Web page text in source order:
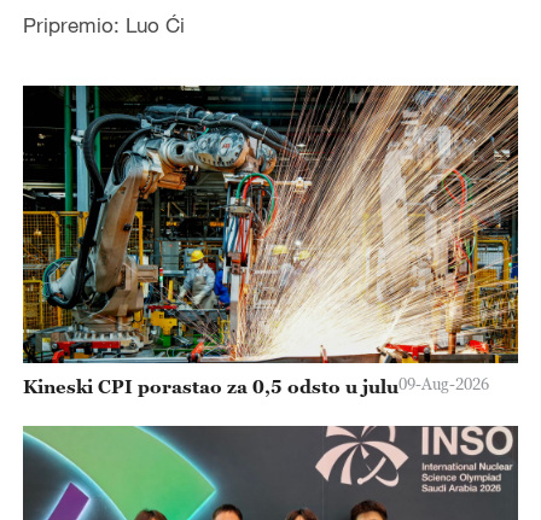
Pripremio: Luo Ći
Kineski CPI porastao za 0,5 odsto u julu09-Aug-2026